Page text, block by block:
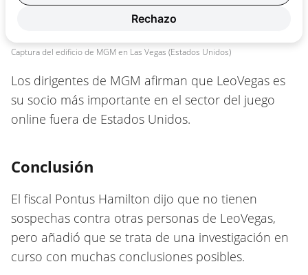
Captura del edificio de MGM en Las Vegas (Estados Unidos)
Los dirigentes de MGM afirman que LeoVegas es
su socio más importante en el sector del juego
online fuera de Estados Unidos.
Conclusión
El fiscal Pontus Hamilton dijo que no tienen
sospechas contra otras personas de LeoVegas,
pero añadió que se trata de una investigación en
curso con muchas conclusiones posibles.
Rechazo